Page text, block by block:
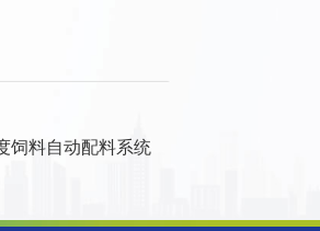
饲料自动配料系统